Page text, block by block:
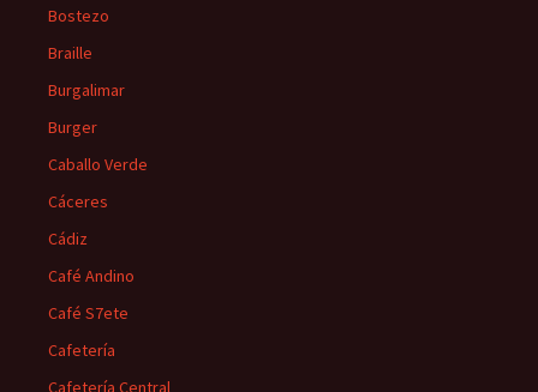
Bostezo
Braille
Burgalimar
Burger
Caballo Verde
Cáceres
Cádiz
Café Andino
Café S7ete
Cafetería
Cafetería Central